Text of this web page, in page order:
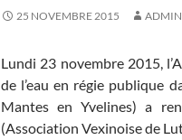
25 NOVEMBRE 2015 ADMIN
Lundi 23 novembre 2015,
de l’eau en régie publique
Mantes en Yvelines) a
(Association Vexinoise de